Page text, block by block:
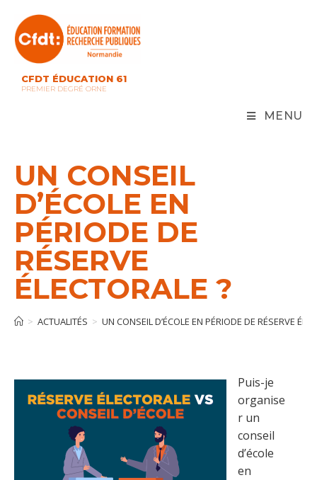
content
CFDT ÉDUCATION 61
PREMIER DEGRÉ ORNE
MENU
UN CONSEIL
D’ÉCOLE EN
PÉRIODE DE
RÉSERVE
ÉLECTORALE ?
> ACTUALITÉS > UN CONSEIL D’ÉCOLE EN PÉRIODE DE RÉSERVE
Puis-je
organise
r un
conseil
d’école
en